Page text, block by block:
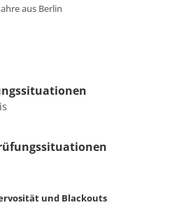
aus Berlin
und Blackouts